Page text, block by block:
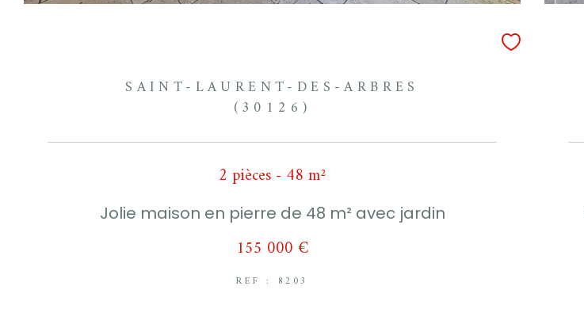
SAINT-LAURENT-DES-ARBRES
(30126)
2 pièces - 48 m²
Jolie maison en pierre de 48 m² avec jardin
155 000 €
REF : 8203